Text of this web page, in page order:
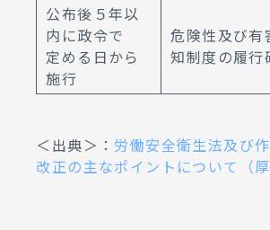
公布後５年以
内に政令で
定める日から
施行
危険性及び有
知制度の履行
＜出典＞： 労働安全衛生法及び
改正の主なポイントについて（厚